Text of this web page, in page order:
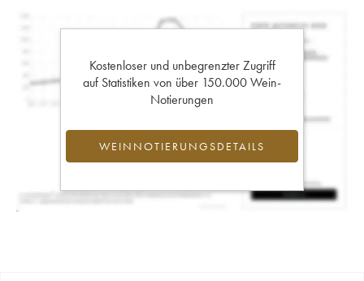
Kostenloser und unbegrenzter Zugriff
auf Statistiken von über 150.000 Wein-
Notierungen
WEINNOTIERUNGSDETAILS